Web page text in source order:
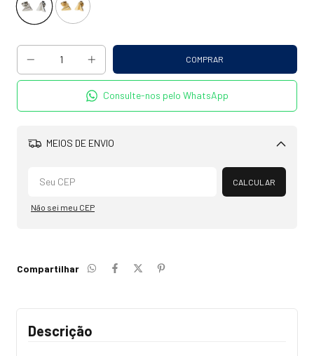
Consulte-nos pelo WhatsApp
MEIOS DE ENVIO
Alterar CEP
CALCULAR
Não sei meu CEP
Compartilhar
Descrição